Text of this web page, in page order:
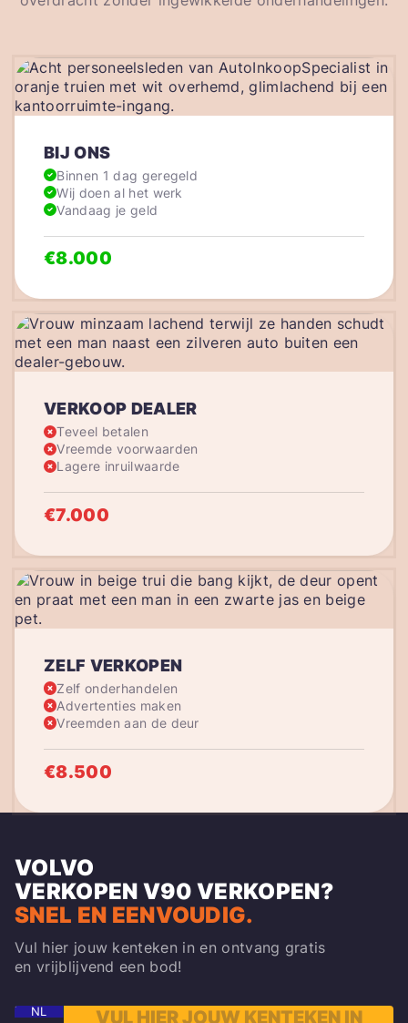
VERKOOP DEALER
Teveel betalen
Vreemde voorwaarden
Lagere inruilwaarde
€7.000
BIJ ONS
Binnen 1 dag geregeld
Wij doen al het werk
Vandaag je geld
€8.000
ZELF VERKOPEN
Zelf onderhandelen
Advertenties maken
Vreemden aan de deur
€8.500
VOLVO
VERKOPEN V90 VERKOPEN?
SNEL EN EENVOUDIG.
Vul hier jouw kenteken in en ontvang gratis
en vrijblijvend een bod!
NL